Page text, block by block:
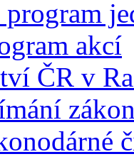
akcí
ČR v